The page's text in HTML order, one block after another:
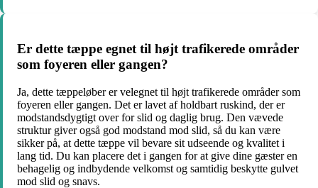
Er dette tæppe egnet til højt trafikerede områder
som foyeren eller gangen?
Ja, dette tæppeløber er velegnet til højt trafikerede områder som
foyeren eller gangen. Det er lavet af holdbart ruskind, der er
modstandsdygtigt over for slid og daglig brug. Den vævede
struktur giver også god modstand mod slid, så du kan være
sikker på, at dette tæppe vil bevare sit udseende og kvalitet i
lang tid. Du kan placere det i gangen for at give dine gæster en
behagelig og indbydende velkomst og samtidig beskytte gulvet
mod slid og snavs.